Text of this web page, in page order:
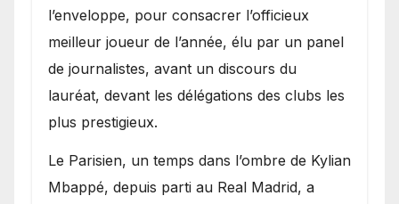
l’enveloppe, pour consacrer l’officieux
meilleur joueur de l’année, élu par un panel
de journalistes, avant un discours du
lauréat, devant les délégations des clubs les
plus prestigieux.
Le Parisien, un temps dans l’ombre de Kylian
Mbappé, depuis parti au Real Madrid, a